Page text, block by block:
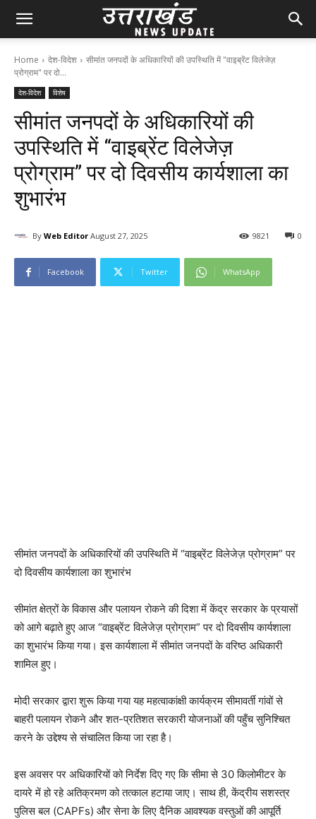
Home देश-विदेश
सीमांत जनपदों के अधिकारियों की उपस्थिति में "वाइब्रेंट विलेजेज़
प्रोग्राम" पर दो...
देश-विदेश विशेष
सीमांत जनपदों के अधिकारियों की
उपस्थिति में “वाइब्रेंट विलेजेज़
प्रोग्राम” पर दो दिवसीय कार्यशाला का
शुभारंभ
By Web Editor August 27, 2025 0
9821
Facebook Twitter WhatsApp
सीमांत जनपदों के अधिकारियों की उपस्थिति में “वाइब्रेंट विलेजेज़ प्रोग्राम” पर
दो दिवसीय कार्यशाला का शुभारंभ
सीमांत क्षेत्रों के विकास और पलायन रोकने की दिशा में केंद्र सरकार के प्रयासों
को आगे बढ़ाते हुए आज “वाइब्रेंट विलेजेज़ प्रोग्राम” पर दो दिवसीय कार्यशाला
का शुभारंभ किया गया। इस कार्यशाला में सीमांत जनपदों के वरिष्ठ अधिकारी
शामिल हुए।
मोदी सरकार द्वारा शुरू किया गया यह महत्वाकांक्षी कार्यक्रम सीमावर्ती गांवों से
बाहरी पलायन रोकने और शत-प्रतिशत सरकारी योजनाओं की पहुँच सुनिश्चित
करने के उद्देश्य से संचालित किया जा रहा है।
इस अवसर पर अधिकारियों को निर्देश दिए गए कि सीमा से 30 किलोमीटर के
दायरे में हो रहे अतिक्रमण को तत्काल हटाया जाए। साथ ही, केंद्रीय सशस्त्र
पुलिस बल (CAPFs) और सेना के लिए दैनिक आवश्यक वस्तुओं की आपूर्ति